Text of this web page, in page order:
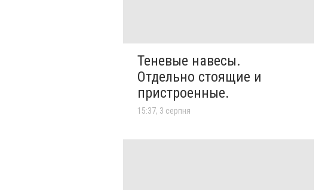
Теневые навесы.
Отдельно стоящие и
пристроенные.
15:37, 3 серпня